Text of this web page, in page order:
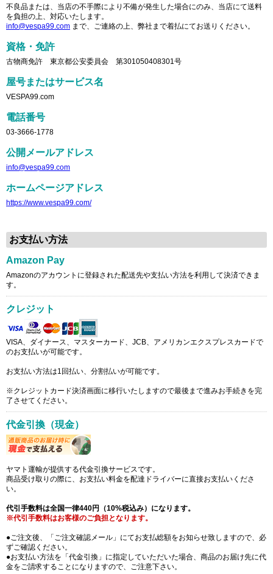
不良品または、当店の不手際により不備が発生した場合にのみ、当店にて送料
を負担の上、対応いたします。
info@vespa99.com まで、ご連絡の上、弊社まで着払にてお送りください。
資格・免許
古物商免許 東京都公安委員会 第301050408301号
屋号またはサービス名
VESPA99.com
電話番号
03-3666-1778
公開メールアドレス
info@vespa99.com
ホームページアドレス
https://www.vespa99.com/
お支払い方法
Amazon Pay
Amazonのアカウントに登録された配送先や支払い方法を利用して決済できま
す。
クレジット
VISA、ダイナース、マスターカード、JCB、アメリカンエクスプレスカードで
のお支払いが可能です。
お支払い方法は1回払い、分割払いが可能です。
※クレジットカード決済画面に移行いたしますので最後まで進みお手続きを完
了させてください。
代金引換（現金）
ヤマト運輸が提供する代金引換サービスです。
商品受け取りの際に、お支払い料金を配達ドライバーに直接お支払いくださ
い。
代引手数料は全国一律440円（10%税込み）になります。
※代引手数料はお客様のご負担となります。
●ご注文後、「ご注文確認メール」にてお支払総額をお知らせ致しますので、必
ずご確認ください。
●お支払い方法を「代金引換」に指定していただいた場合、商品のお届け先に代
金をご請求することになりますので、ご注意下さい。